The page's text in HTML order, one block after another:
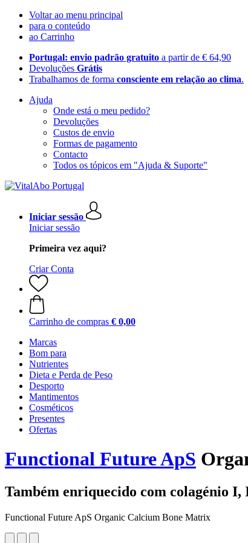
Voltar ao menu principal
para o conteúdo
ao Carrinho
Portugal: envio padrão gratuito a partir de € 64,90
Devoluções Grátis
Trabalhamos de forma consciente em relação ao clima.
Ajuda
Onde está o meu pedido?
Devoluções
Custos de envio
Formas de pagamento
Contacto
Todos os tópicos em "Ajuda & Suporte"
Iniciar sessão
Iniciar sessão
Primeira vez aqui?
Criar Conta
Carrinho de compras € 0,00
Marcas
Bom para
Nutrientes
Dieta e Perda de Peso
Desporto
Mantimentos
Cosméticos
Presentes
Ofertas
Functional Future ApS
Também enriquecido com colagénio
Functional Future ApS Organic Calcium Bone Matrix